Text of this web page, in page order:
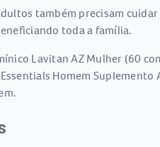
também precisam
toda a família.
Lavitan AZ Mulher (60
Homem